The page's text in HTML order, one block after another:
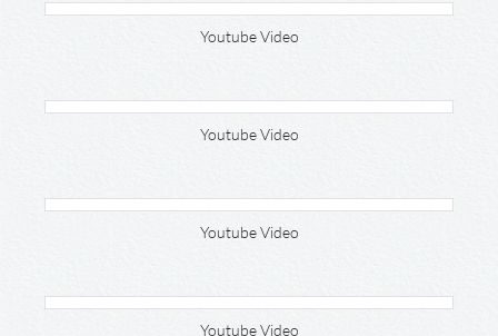
Youtube Video
Youtube Video
Youtube Video
Youtube Video